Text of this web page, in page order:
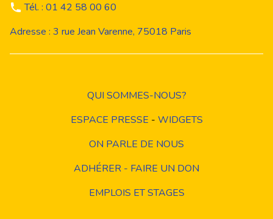
Tél. : 01 42 58 00 60
Adresse : 3 rue Jean Varenne, 75018 Paris
QUI SOMMES-NOUS?
ESPACE PRESSE - WIDGETS
ON PARLE DE NOUS
ADHÉRER - FAIRE UN DON
EMPLOIS ET STAGES